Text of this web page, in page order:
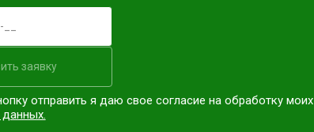
заявку
отправить я даю свое согласие на обработку моих